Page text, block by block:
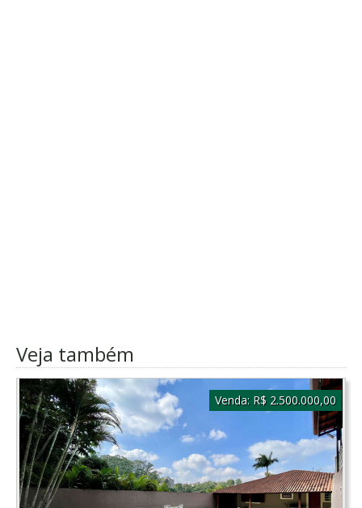
Veja também
Venda: R$ 2.500.000,00